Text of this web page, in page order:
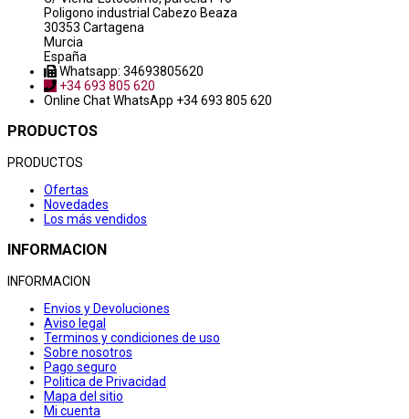
Poligono industrial Cabezo Beaza
30353 Cartagena
Murcia
España
Whatsapp: 34693805620
+34 693 805 620
Online ChatWhatsApp +34 693 805 620
PRODUCTOS
PRODUCTOS
Ofertas
Novedades
Los más vendidos
INFORMACION
INFORMACION
Envios y Devoluciones
Aviso legal
Terminos y condiciones de uso
Sobre nosotros
Pago seguro
Politica de Privacidad
Mapa del sitio
Mi cuenta